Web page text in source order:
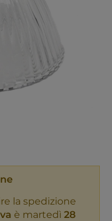
la spedizione
è martedì 28